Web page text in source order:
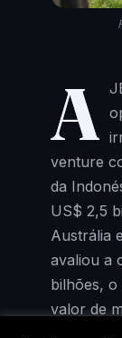
A
venture
da
US$ 2,5
Austrália
avaliou a
bilhões, o
valor de